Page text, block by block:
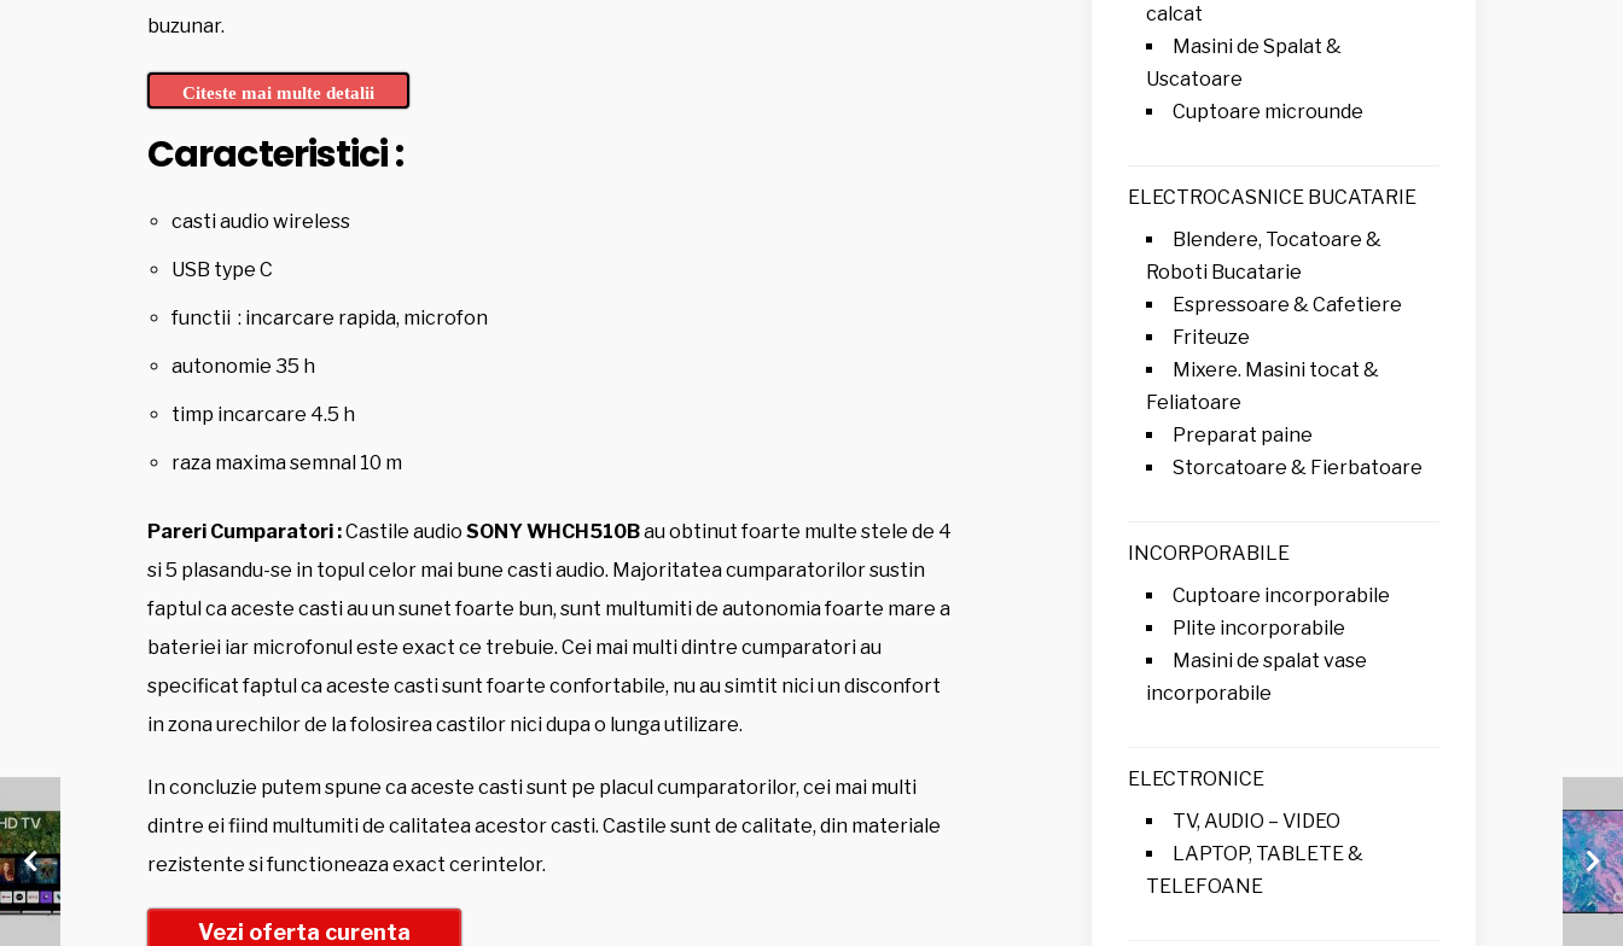
buzunar.
Citeste mai multe detalii
Caracteristici :
casti audio wireless
USB type C
functii : incarcare rapida, microfon
autonomie 35 h
timp incarcare 4.5 h
raza maxima semnal 10 m
Pareri Cumparatori :Castile audio SONY WHCH510Bau obtinut foarte multe stele de 4
si 5 plasandu-se in topul celor mai bune casti audio. Majoritatea cumparatorilor sustin
faptul ca aceste casti au un sunet foarte bun, sunt multumiti de autonomia foarte mare a
bateriei iar microfonul este exact ce trebuie. Cei mai multi dintre cumparatori au
specificat faptul ca aceste casti sunt foarte confortabile, nu au simtit nici un disconfort
in zona urechilor de la folosirea castilor nici dupa o lunga utilizare.
In concluzie putem spune ca aceste casti sunt pe placul cumparatorilor, cei mai multi
dintre ei fiind multumiti de calitatea acestor casti. Castile sunt de calitate, din materiale
rezistente si functioneaza exact cerintelor.
Vezi oferta curenta
calcat
Masini de Spalat &
Uscatoare
Cuptoare microunde
ELECTROCASNICE BUCATARIE
Blendere, Tocatoare &
Roboti Bucatarie
Espressoare & Cafetiere
Friteuze
Mixere. Masini tocat &
Feliatoare
Preparat paine
Storcatoare & Fierbatoare
INCORPORABILE
Cuptoare incorporabile
Plite incorporabile
Masini de spalat vase
incorporabile
ELECTRONICE
TV, AUDIO – VIDEO
LAPTOP, TABLETE &
TELEFOANE